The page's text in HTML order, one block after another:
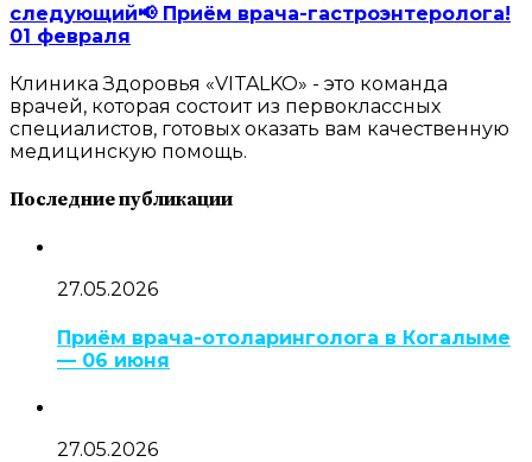
следующий📢 Приём врача-гастроэнтеролога!
01 февраля
Клиника Здоровья «VITALKO» - это команда
врачей, которая состоит из первоклассных
специалистов, готовых оказать вам качественную
медицинскую помощь.
Последние публикации
27.05.2026
Приём врача-отоларинголога в Когалыме
— 06 июня
27.05.2026